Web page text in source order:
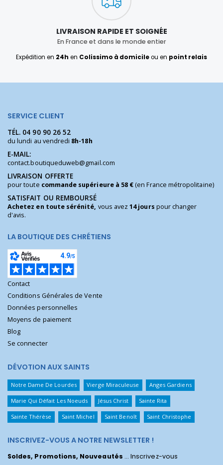
LIVRAISON RAPIDE ET SOIGNÉE
En France et dans le monde entier
Expédition en 24h en Colissimo à domicileou en point relais
SERVICE CLIENT
TÉL. 04 90 90 26 52
du lundi au vendredi 8h-18h
E-MAIL:
contact.boutiqueduweb@gmail.com
LIVRAISON OFFERTE
pour toute commande supérieure à 58 €(en France métropolitaine)
SATISFAIT OU REMBOURSÉ
Achetez en toute sérénité, vous avez14 jours pour changer
d'avis.
LA BOUTIQUE DES CHRÉTIENS
Contact
Conditions Générales de Vente
Données personnelles
Moyens de paiement
Blog
Se connecter
DÉVOTION AUX SAINTS
Notre Dame De Lourdes Vierge Miraculeuse Anges Gardiens
Marie Qui Défait Les Noeuds Jésus Christ Sainte Rita
Sainte Thérèse Saint Michel Saint Benoît Saint Christophe
INSCRIVEZ-VOUS A NOTRE NEWSLETTER !
Soldes, Promotions, Nouveautés ... Inscrivez-vous